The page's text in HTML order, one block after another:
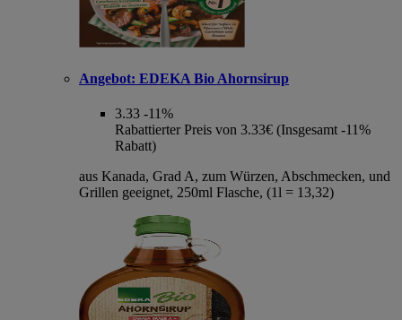
Angebot: EDEKA Bio Ahornsirup
3.33 -11%
Rabattierter Preis von 3.33€ (Insgesamt -11%
Rabatt)
aus Kanada, Grad A, zum Würzen, Abschmecken, und
Grillen geeignet, 250ml Flasche, (1l = 13,32)